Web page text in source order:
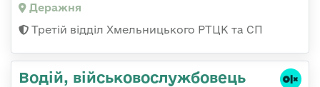
Деражня
Третій відділ Хмельницького РТЦК та СП
Водій, військовослужбовець